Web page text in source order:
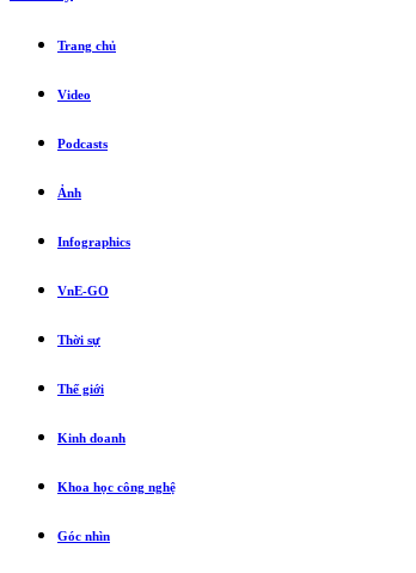
Trang chủ
Video
Podcasts
Ảnh
Infographics
VnE-GO
Thời sự
Thế giới
Kinh doanh
Khoa học công nghệ
Góc nhìn